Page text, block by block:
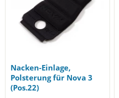
Nacken-Einlage,
Polsterung für Nova 3
(Pos.22)